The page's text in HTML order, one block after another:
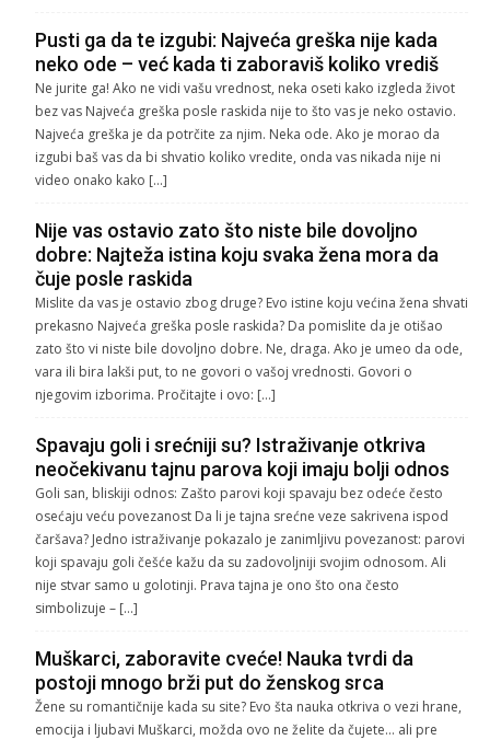
Pusti ga da te izgubi: Najveća greška nije kada
neko ode – već kada ti zaboraviš koliko vrediš
Ne jurite ga! Ako ne vidi vašu vrednost, neka oseti kako izgleda život
bez vas Najveća greška posle raskida nije to što vas je neko ostavio.
Najveća greška je da potrčite za njim. Neka ode. Ako je morao da
izgubi baš vas da bi shvatio koliko vredite, onda vas nikada nije ni
video onako kako […]
Nije vas ostavio zato što niste bile dovoljno
dobre: Najteža istina koju svaka žena mora da
čuje posle raskida
Mislite da vas je ostavio zbog druge? Evo istine koju većina žena shvati
prekasno Najveća greška posle raskida? Da pomislite da je otišao
zato što vi niste bile dovoljno dobre. Ne, draga. Ako je umeo da ode,
vara ili bira lakši put, to ne govori o vašoj vrednosti. Govori o
njegovim izborima. Pročitajte i ovo: […]
Spavaju goli i srećniji su? Istraživanje otkriva
neočekivanu tajnu parova koji imaju bolji odnos
Goli san, bliskiji odnos: Zašto parovi koji spavaju bez odeće često
osećaju veću povezanost Da li je tajna srećne veze sakrivena ispod
čaršava? Jedno istraživanje pokazalo je zanimljivu povezanost: parovi
koji spavaju goli češće kažu da su zadovoljniji svojim odnosom. Ali
nije stvar samo u golotinji. Prava tajna je ono što ona često
simbolizuje – […]
Muškarci, zaboravite cveće! Nauka tvrdi da
postoji mnogo brži put do ženskog srca
Žene su romantičnije kada su site? Evo šta nauka otkriva o vezi hrane,
emocija i ljubavi Muškarci, možda ovo ne želite da čujete… ali pre